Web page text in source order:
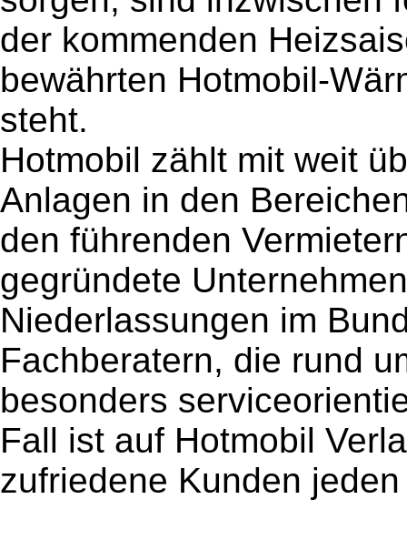
der kommenden
bewährten Hotmobil-
steht.
Hotmobil zählt mit weit
Anlagen in den
den führenden
gegründete
Niederlassungen im
Fachberatern, die rund
besonders
Fall ist auf Hotmobil
zufriedene Kunden